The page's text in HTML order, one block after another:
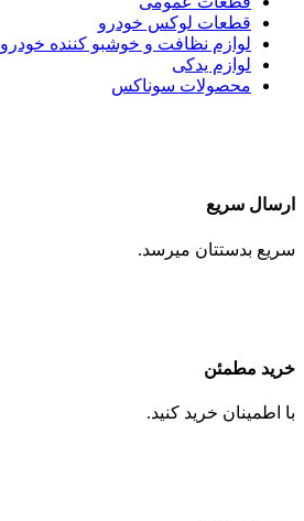
قطعات لوکس خودرو
لوازم نظافت و خوشبو کننده خودرو
لوازم یدکی
محصولات سوناکس
ارسال سریع
سریع بدستتان میرسد.
خرید مطمئن
با اطمینان خرید کنید.